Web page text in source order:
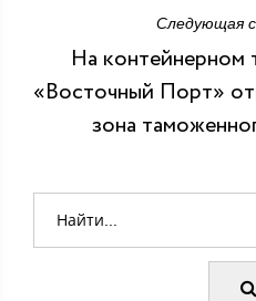
Следующая
На
«Восточный Порт»
зона